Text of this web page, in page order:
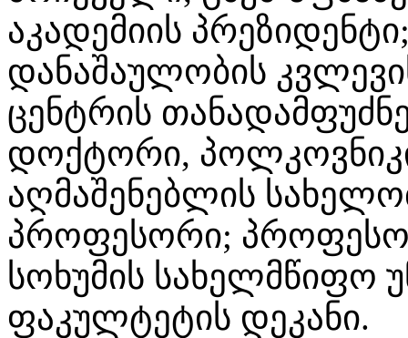
აკადემიის
დანაშაულობის
ცენტრის
დოქტორი,
აღმაშენებლის
პროფესორი;
სოხუმის სახელმწიფო
ფაკულტეტის დეკანი.